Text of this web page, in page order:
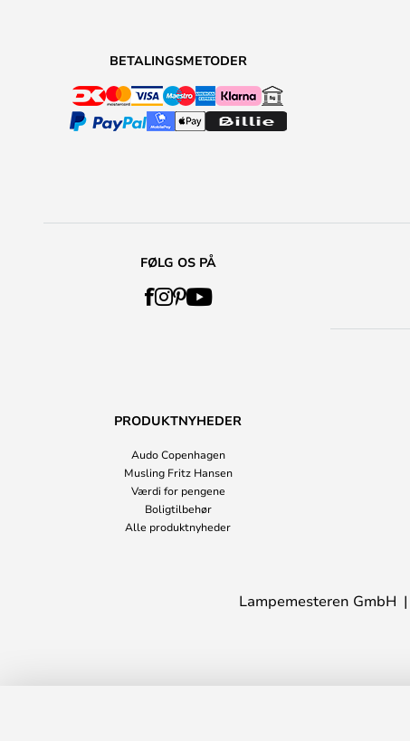
BETALINGSMETODER
FØLG OS PÅ
PRODUKTNYHEDER
Audo Copenhagen
Musling Fritz Hansen
Værdi for pengene
Boligtilbehør
Alle produktnyheder
Lampemesteren GmbH